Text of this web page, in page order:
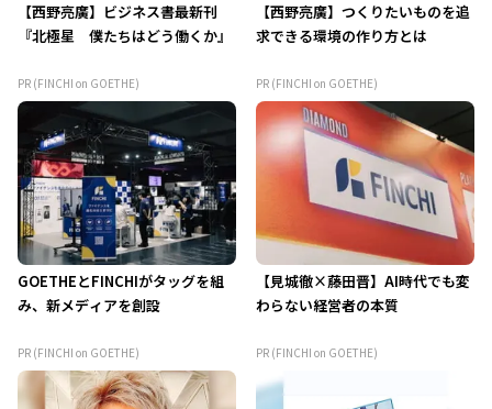
【西野亮廣】ビジネス書最新刊
『北極星 僕たちはどう働くか』
PR (FINCHI on GOETHE)
【西野亮廣】つくりたいものを追
求できる環境の作り方とは
PR (FINCHI on GOETHE)
GOETHEとFINCHIがタッグを組
み、新メディアを創設
PR (FINCHI on GOETHE)
【見城徹×藤田晋】AI時代でも変
わらない経営者の本質
PR (FINCHI on GOETHE)